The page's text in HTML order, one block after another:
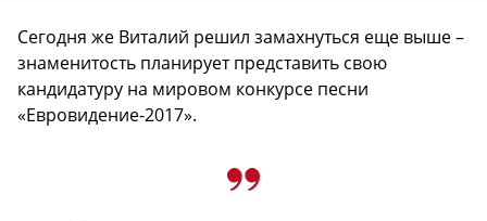
Сегодня же Виталий решил замахнуться еще выше –
знаменитость планирует представить свою
кандидатуру на мировом конкурсе песни
«Евровидение-2017».